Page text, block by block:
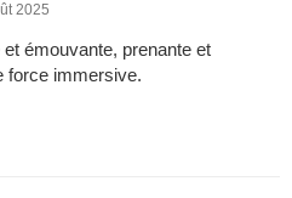
2025
émouvante, prenante et
force immersive.